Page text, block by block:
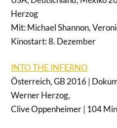
Herzog
Mit: Michael Shannon,
Kinostart: 8. Dezember
INTO THE INFERNO
Österreich, GB 2016 |
Werner Herzog,
Clive Oppenheimer | 104